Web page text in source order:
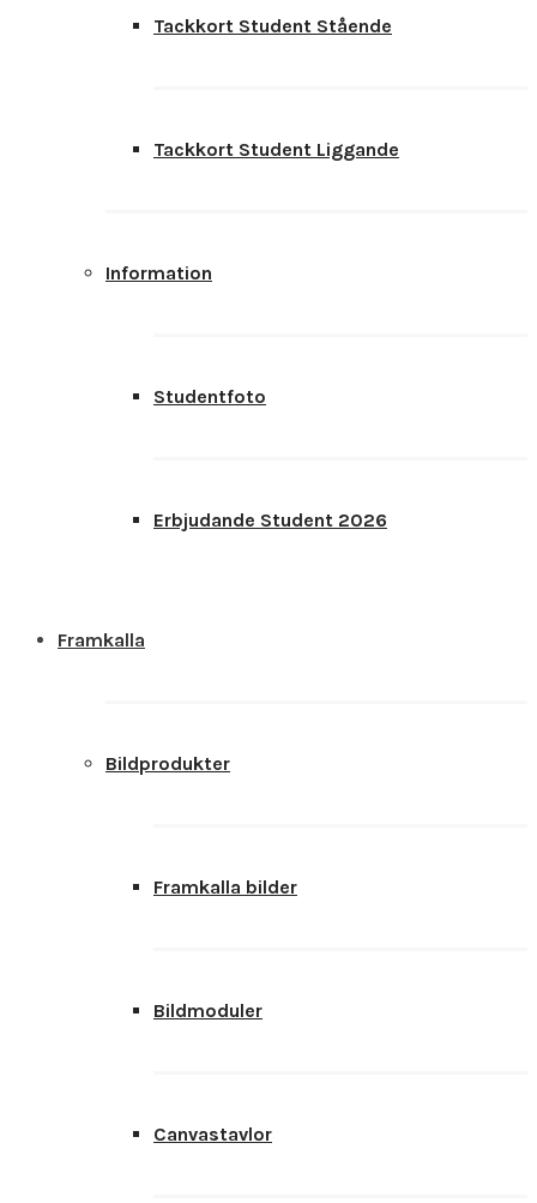
Tackkort Student Stående
Tackkort Student Liggande
Information
Studentfoto
Erbjudande Student 2026
Framkalla
Bildprodukter
Framkalla bilder
Bildmoduler
Canvastavlor